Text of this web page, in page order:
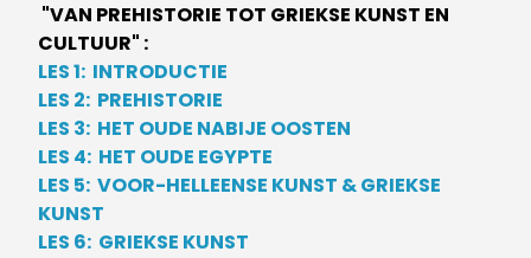
"VAN PREHISTORIE TOT GRIEKSE KUNST EN
CULTUUR" :
LES 1: INTRODUCTIE
LES 2: PREHISTORIE
LES 3: HET OUDE NABIJE OOSTEN
LES 4: HET OUDE EGYPTE
LES 5: VOOR-HELLEENSE KUNST & GRIEKSE
KUNST
LES 6: GRIEKSE KUNST